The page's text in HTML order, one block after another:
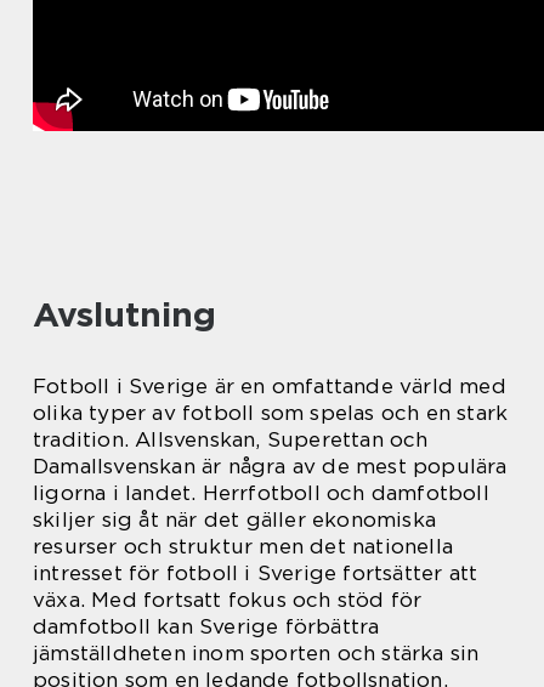
Avslutning
Fotboll i Sverige är en omfattande värld med
olika typer av fotboll som spelas och en stark
tradition. Allsvenskan, Superettan och
Damallsvenskan är några av de mest populära
ligorna i landet. Herrfotboll och damfotboll
skiljer sig åt när det gäller ekonomiska
resurser och struktur men det nationella
intresset för fotboll i Sverige fortsätter att
växa. Med fortsatt fokus och stöd för
damfotboll kan Sverige förbättra
jämställdheten inom sporten och stärka sin
position som en ledande fotbollsnation.